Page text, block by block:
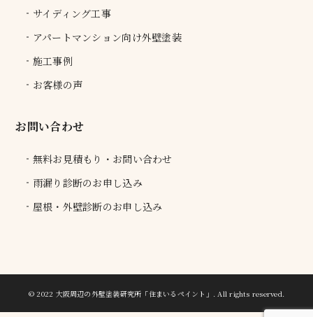
サイディング工事
アパートマンション向け外壁塗装
施工事例
お客様の声
お問い合わせ
無料お見積もり・お問い合わせ
雨漏り診断のお申し込み
屋根・外壁診断のお申し込み
© 2022 大阪周辺の外壁塗装研究所「住まいるペイント」.All rights reserved.